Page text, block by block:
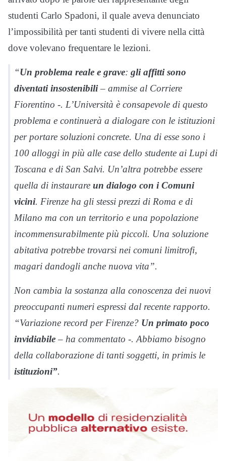
studenti Carlo Spadoni, il quale aveva denunciato
l’impossibilità per tanti studenti di vivere nella città
dove volevano frequentare le lezioni.
“Un problema reale e grave: gli affitti sono
diventati insostenibili– ammise al Corriere
Fiorentino -. L’Università è consapevole di questo
problema e continuerà a dialogare con le istituzioni
per portare soluzioni concrete. Una di esse sono i
100 alloggi in più alle case dello studente ai Lupi di
Toscana e di San Salvi. Un’altra potrebbe essere
quella di instaurare un dialogo con i Comuni
vicini. Firenze ha gli stessi prezzi di Roma e di
Milano ma con un territorio e una popolazione
incommensurabilmente più piccoli. Una soluzione
abitativa potrebbe trovarsi nei comuni limitrofi,
magari dandogli anche nuova vita”.
Non cambia la sostanza alla conoscenza dei nuovi
preoccupanti numeri espressi dal recente rapporto.
“Variazione record per Firenze? Un primato poco
invidiabile– ha commentato -. Abbiamo bisogno
della collaborazione di tanti soggetti, in primis le
istituzioni”.